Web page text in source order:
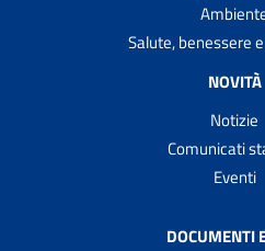
Salute, benessere
NOVITÀ
Notizie
Comunicati
Eventi
DOCUMENTI